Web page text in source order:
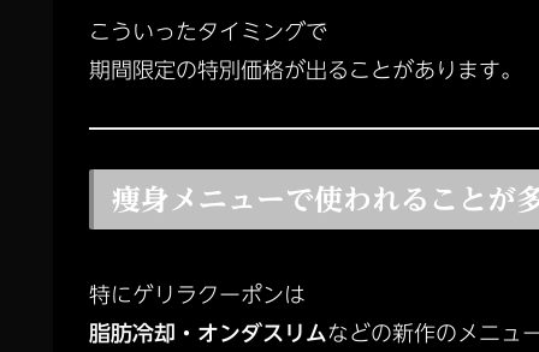
こういったタイミングで
期間限定の特別価格が出ることがあります。
痩身メニューで使われることが
特にゲリラクーポンは
脂肪冷却・オンダスリムなどの新作のメニュ